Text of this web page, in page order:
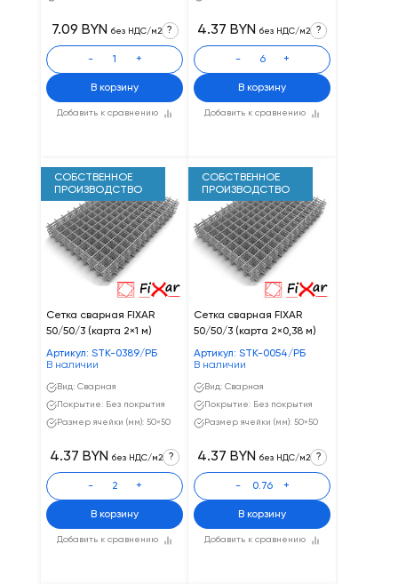
Добавить к сравнению
7.09 BYN без НДС/м2 ?
- +
В корзину
Добавить к сравнению
4.37 BYN без НДС/м2 ?
- +
В корзину
СОБСТВЕННОЕ
ПРОИЗВОДСТВО
Сетка сварная FIXAR
50/50/3 (карта 2×1 м)
Артикул: STK-0389/РБ
В наличии
Вид: Сварная
Покрытие: Без покрытия
Размер ячейки (мм): 50×50
Добавить к сравнению
4.37 BYN без НДС/м2 ?
- +
В корзину
СОБСТВЕННОЕ
ПРОИЗВОДСТВО
Сетка сварная FIXAR
50/50/3 (карта 2×0,38 м)
Артикул: STK-0054/РБ
В наличии
Вид: Сварная
Покрытие: Без покрытия
Размер ячейки (мм): 50×50
Добавить к сравнению
4.37 BYN без НДС/м2 ?
- +
В корзину